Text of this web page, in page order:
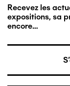
Recevez les
expositions, sa
encore…